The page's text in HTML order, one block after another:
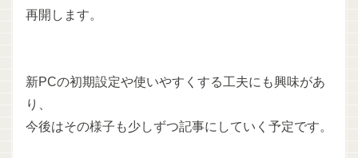
再開します。
新PCの初期設定や使いやすくする工夫にも興味があ
り、
今後はその様子も少しずつ記事にしていく予定です。